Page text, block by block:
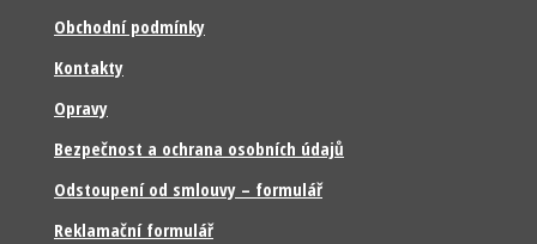
Obchodní podmínky
Kontakty
Opravy
Bezpečnost a ochrana osobních údajů
Odstoupení od smlouvy – formulář
Reklamační formulář